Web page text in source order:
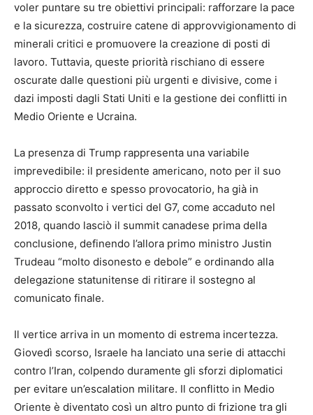
voler puntare su tre obiettivi principali: rafforzare la pace
e la sicurezza, costruire catene di approvvigionamento di
minerali critici e promuovere la creazione di posti di
lavoro. Tuttavia, queste priorità rischiano di essere
oscurate dalle questioni più urgenti e divisive, come i
dazi imposti dagli Stati Uniti e la gestione dei conflitti in
Medio Oriente e Ucraina.
La presenza di Trump rappresenta una variabile
imprevedibile: il presidente americano, noto per il suo
approccio diretto e spesso provocatorio, ha già in
passato sconvolto i vertici del G7, come accaduto nel
2018, quando lasciò il summit canadese prima della
conclusione, definendo l’allora primo ministro Justin
Trudeau “molto disonesto e debole” e ordinando alla
delegazione statunitense di ritirare il sostegno al
comunicato finale.
Il vertice arriva in un momento di estrema incertezza.
Giovedì scorso, Israele ha lanciato una serie di attacchi
contro l’Iran, colpendo duramente gli sforzi diplomatici
per evitare un’escalation militare. Il conflitto in Medio
Oriente è diventato così un altro punto di frizione tra gli